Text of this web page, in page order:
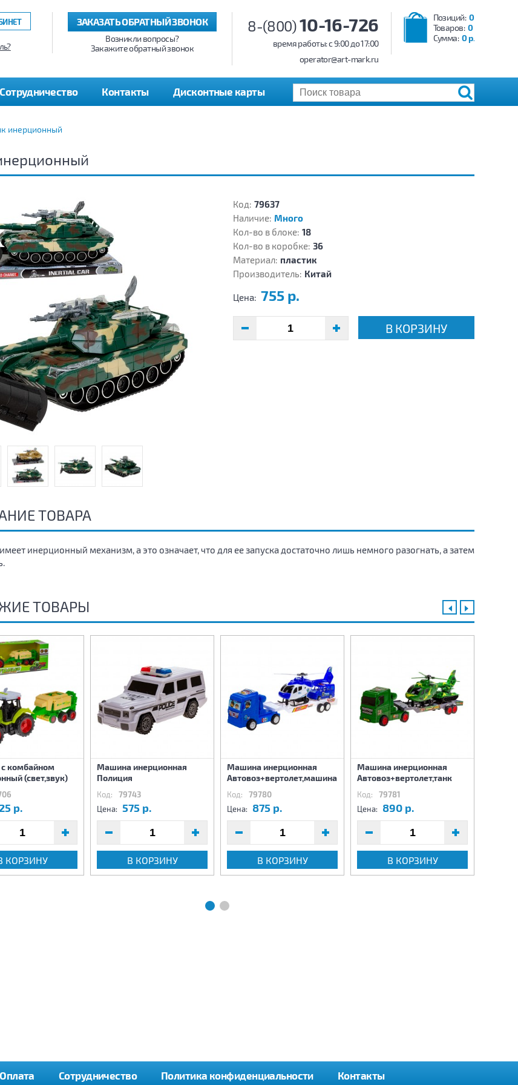
Позиций: 0
Товаров: 0
Сумма: 0 р.
8-(800)10-16-726
время работы: c 9:00 до 17:00
operator@art-mark.ru
ЗАКАЗАТЬ ОБРАТНЫЙ ЗВОНОК
Возникли вопросы?
Закажите обратный звонок
Сотрудничество Контакты Дисконтные карты
инерционный
Код: 79637
Наличие: Много
Кол-во в блоке: 18
Кол-во в коробке: 36
Материал: пластик
Производитель: Китай
Цена: 755 р.
В КОРЗИНУ
ТОВАРА
инерционный механизм, а это означает, что для ее запуска достаточно лишь немного разогнать, а затем
ТОВАРЫ
с комбайном
(свет,звук)
р.
КОРЗИНУ
Машина инерционная
Полиция
Код: 79743
Цена: 575 р.
В КОРЗИНУ
Машина инерционная
Автовоз+вертолет,машина
Код: 79780
Цена: 875 р.
В КОРЗИНУ
Машина инерционная
Автовоз+вертолет,танк
Код: 79781
Цена: 890 р.
В КОРЗИНУ
Оплата Сотрудничество Политика конфиденциальности Контакты